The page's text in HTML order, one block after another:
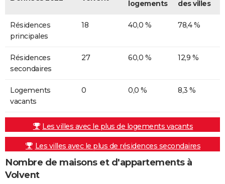
logements
des villes
Résidences
principales
18 40,0 % 78,4 %
Résidences
secondaires
27 60,0 % 12,9 %
Logements
vacants
0 0,0 % 8,3 %
Les villes avec le plus de logements vacants
Les villes avec le plus de résidences secondaires
Nombre de maisons et d'appartements à
Volvent